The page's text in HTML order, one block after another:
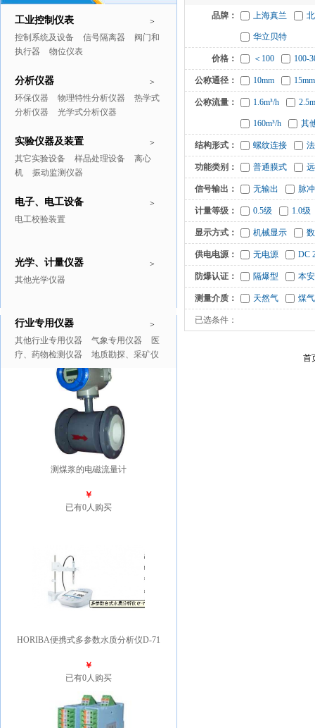
>
工业控制仪表
控制系统及设备 信号隔离器
阀门和
执行器
物位仪表
>
分析仪器
环保仪器 物理特性分析仪器
热学式
分析仪器
光学式分析仪器
>
实验仪器及装置
其它实验设备 样品处理设备
离心
机
振动监测仪器
>
电子、电工设备
电工校验装置
>
光学、计量仪器
其他光学仪器
>
行业专用仪器
其他行业专用仪器 气象专用仪器
医
疗、药物检测仪器
地质勘探、采矿仪
推广商品 更多>>
测煤浆的电磁流量计
￥
已有0人购买
HORIBA便携式多参数水质分析仪D-71
￥
已有0人购买
品牌： 上海真兰
华立贝特
价格： ＜100 100-
公称通径： 10mm 15mm
公称流量： 1.6m³/h
160m³/h 其
结构形式： 螺纹连接
功能类别： 普通膜式
信号输出： 无输出 脉冲
计量等级： 0.5级 1.0级
显示方式： 机械显示
供电电源： 无电源 DC
防爆认证： 隔爆型 本
测量介质： 天然气 煤气
已选条件：
首